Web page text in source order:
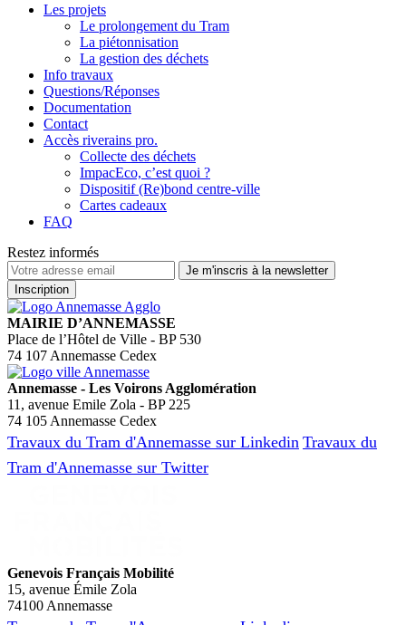
Les projets
Le prolongement du Tram
La piétonnisation
La gestion des déchets
Info travaux
Questions/Réponses
Documentation
Contact
Accès riverains pro.
Collecte des déchets
ImpacEco, c’est quoi ?
Dispositif (Re)bond centre-ville
Cartes cadeaux
FAQ
Restez informés
MAIRIE D’ANNEMASSE
Place de l’Hôtel de Ville - BP 530
74 107 Annemasse Cedex
Annemasse - Les Voirons Agglomération
11, avenue Emile Zola - BP 225
74 105 Annemasse Cedex
Travaux du Tram d'Annemasse sur Linkedin Travaux du
Tram d'Annemasse sur Twitter
Genevois Français Mobilité
15, avenue Émile Zola
74100 Annemasse